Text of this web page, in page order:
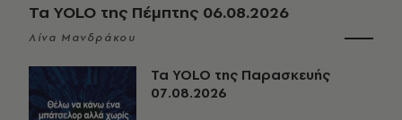
Τα YOLO της Πέμπτης 06.08.2026
Λίνα Μανδράκου
Τα YOLO της Παρασκευής
07.08.2026